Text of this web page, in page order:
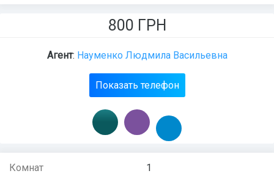
800 ГРН
Агент: Науменко Людмила Васильевна
Показать телефон
Комнат
1